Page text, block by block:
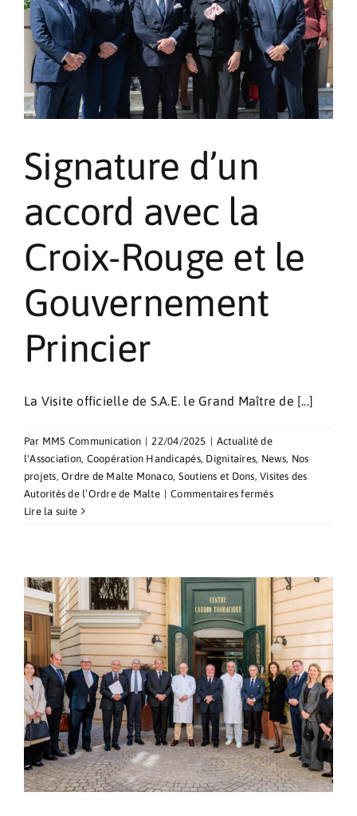
Pèlerinages
Contact
Signature d’un
accord avec la
Croix-Rouge et le
Gouvernement
Princier
La Visite officielle de S.A.E. le Grand Maître de [...]
Par MMS Communication | 22/04/2025 | Actualité de
l'Association, Coopération Handicapés, Dignitaires, News, Nos
projets,Ordre de Malte Monaco, Soutiens et Dons,Visites des
Autorités de l’Ordre de Malte | Commentaires ferméssur
la
Croix-
Rouge
et
le
Gouvernement
Princier
Lire la suite